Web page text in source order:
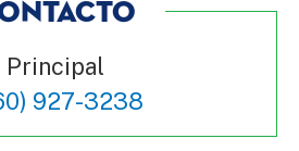
Principal
927-3238